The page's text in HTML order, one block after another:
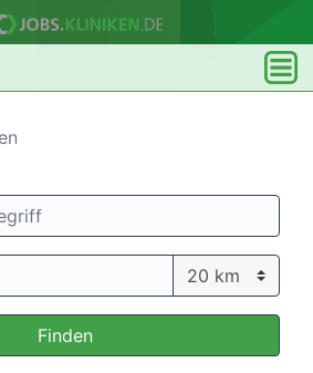
Finden